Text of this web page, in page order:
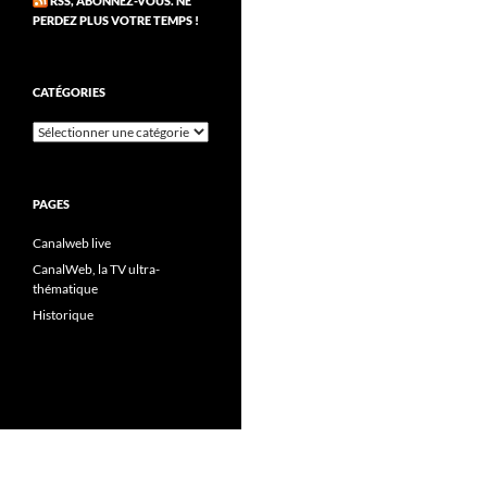
PERDEZ PLUS VOTRE TEMPS !
CATÉGORIES
Catégories
PAGES
Canalweb live
CanalWeb, la TV ultra-
thématique
Historique